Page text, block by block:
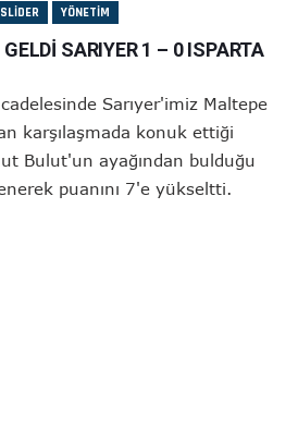
SLIDER YÖNETIM
SARIYER 1 – 0 ISPARTA
Sarıyer'imiz Maltepe
karşılaşmada konuk ettiği
Bulut'un ayağından bulduğu
puanını 7'e yükseltti.